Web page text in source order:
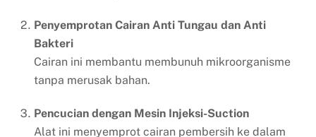
Penyemprotan Cairan Anti Tungau dan Anti
Bakteri
Cairan ini membantu membunuh mikroorganisme
tanpa merusak bahan.
Pencucian dengan Mesin Injeksi-Suction
Alat ini menyemprot cairan pembersih ke dalam